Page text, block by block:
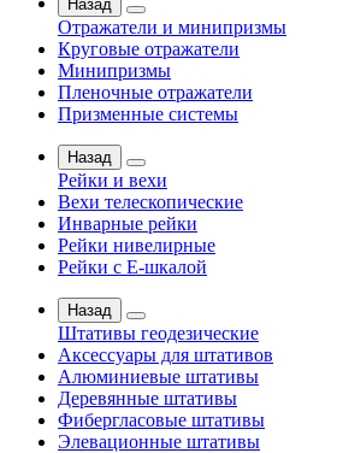
Назад
Отражатели и минипризмы
Круговые отражатели
Минипризмы
Пленочные отражатели
Призменные системы
Назад
Рейки и вехи
Вехи телескопические
Инварные рейки
Рейки нивелирные
Рейки с Е-шкалой
Назад
Штативы геодезические
Аксессуары для штативов
Алюминиевые штативы
Деревянные штативы
Фибергласовые штативы
Элевационные штативы